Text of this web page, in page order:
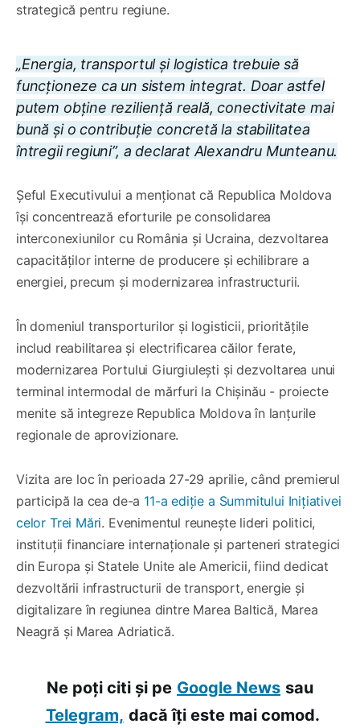
strategică pentru regiune.
„Energia, transportul și logistica trebuie să
funcționeze ca un sistem integrat. Doar astfel
putem obține reziliență reală, conectivitate mai
bună și o contribuție concretă la stabilitatea
întregii regiuni”, a declarat Alexandru Munteanu.
Șeful Executivului a menționat că Republica Moldova
își concentrează eforturile pe consolidarea
interconexiunilor cu România și Ucraina, dezvoltarea
capacităților interne de producere și echilibrare a
energiei, precum și modernizarea infrastructurii.
În domeniul transporturilor și logisticii, prioritățile
includ reabilitarea și electrificarea căilor ferate,
modernizarea Portului Giurgiulești și dezvoltarea unui
terminal intermodal de mărfuri la Chișinău - proiecte
menite să integreze Republica Moldova în lanțurile
regionale de aprovizionare.
Vizita are loc în perioada 27-29 aprilie, când premierul
participă la cea de-a 11-a ediție a Summitului Inițiativei
celor Trei Mări. Evenimentul reunește lideri politici,
instituții financiare internaționale și parteneri strategici
din Europa și Statele Unite ale Americii, fiind dedicat
dezvoltării infrastructurii de transport, energie și
digitalizare în regiunea dintre Marea Baltică, Marea
Neagră și Marea Adriatică.
Ne poți citi și pe Google News sau
Telegram, dacă îți este mai comod.